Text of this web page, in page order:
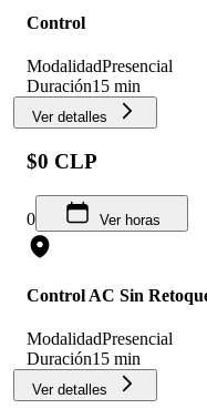
Control
ModalidadPresencial
Duración15 min
Ver detalles
$0 CLP
0 Ver horas
Control AC Sin
ModalidadPresencial
Duración15 min
Ver detalles